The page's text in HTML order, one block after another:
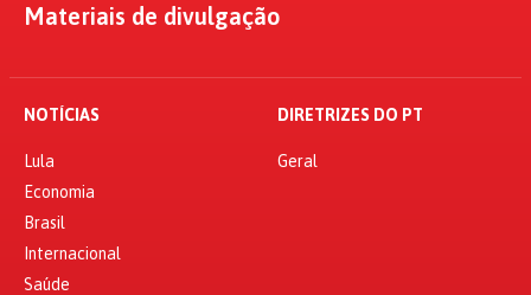
Materiais de divulgação
NOTÍCIAS
Lula
Economia
Brasil
Internacional
Saúde
DIRETRIZES DO PT
Geral